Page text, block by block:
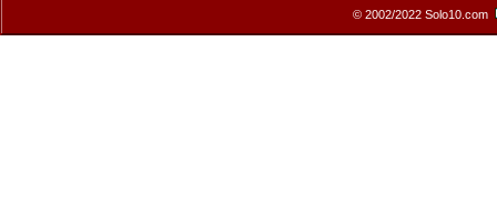
© 2002/2022 Solo10.com